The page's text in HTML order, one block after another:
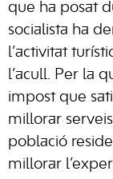
que ha posat
socialista ha
l’activitat
l’acull. Per la
impost que
millorar
població
millorar